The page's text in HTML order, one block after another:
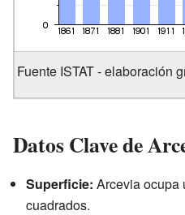
Fuente ISTAT - elaboración
Datos Clave de
Superficie: Arcevia ocupa
cuadrados.